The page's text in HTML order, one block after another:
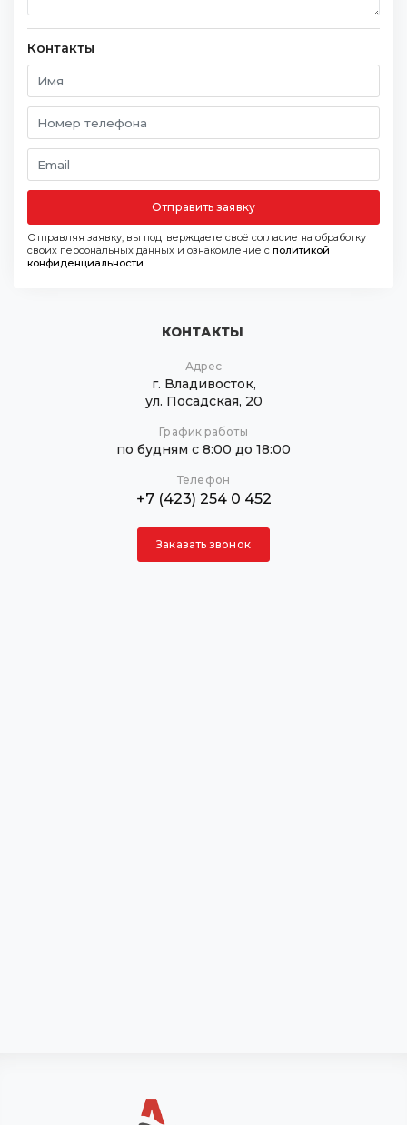
Контакты
Отправить заявку
Отправляя заявку, вы подтверждаете своё согласие на обработку
своих персональных данных и ознакомление с политикой
конфиденциальности
КОНТАКТЫ
Адрес
г. Владивосток,
ул. Посадская, 20
График работы
по будням с 8:00 до 18:00
Телефон
+7 (423) 254 0 452
Заказать звонок